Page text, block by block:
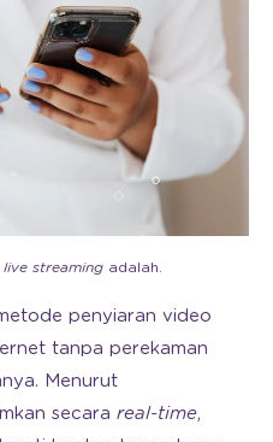
live streamingadalah.
penyiaran video
tanpa perekaman
Menurut
secara real-time,